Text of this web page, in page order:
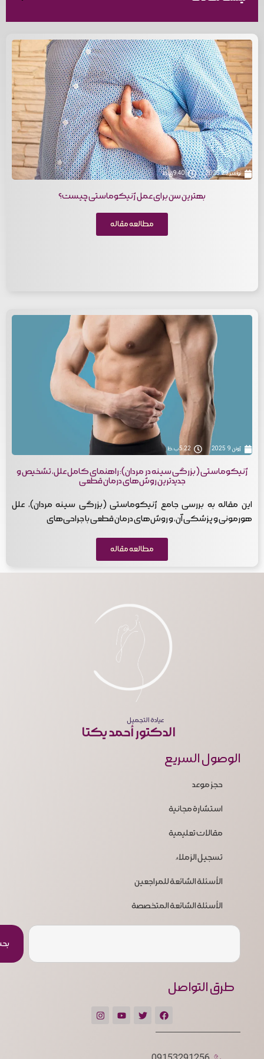
نوامبر 29, 2025 9:40 ق.ظ
بهترین سن برای عمل ژنیکوماستی چیست؟
مطالعه مقاله
ژوئن 9, 2025 5:22 ب.ظ
ژنیکوماستی (بزرگی سینه در مردان): راهنمای کامل علل، تشخیص و
جدیدترین روش‌های درمان قطعی
این مقاله به بررسی جامع ژنیکوماستی (بزرگی سینه مردان)، علل
هورمونی و پزشکی آن، و روش‌های درمان قطعی با جراحی‌های
مطالعه مقاله
عيادة التجميل
الدكتور أحمد يكتا
الوصول السريع
حجز موعد
استشارة مجانية
مقالات تعليمية
تسجيل الزملاء
الأسئلة الشائعة للمراجعين
الأسئلة الشائعة المتخصصة
طرق التواصل